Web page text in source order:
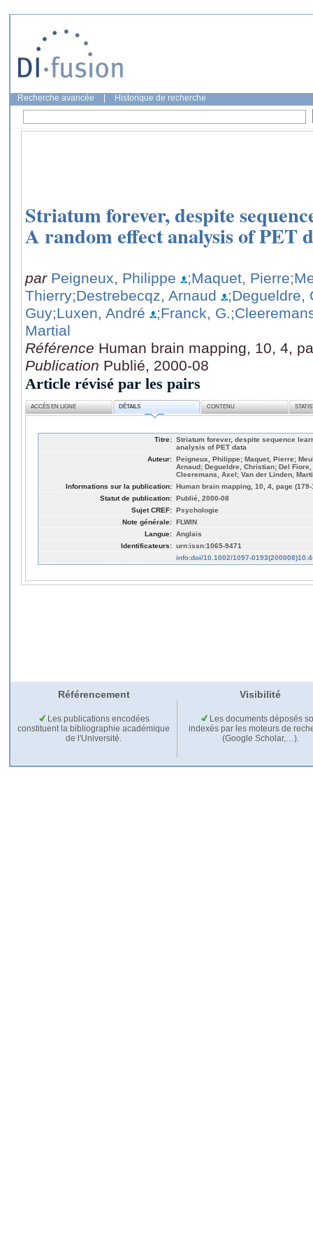
Recherche avancée Historique de recherche
Striatum forever, despite
A random effect analysis of PET
par Peigneux, Philippe ;Maquet, Pierre
Thierry;Destrebecqz, Arnaud
;Degueldre,
Guy;Luxen, André ;Franck, G.
Martial
Référence Human brain mapping, 10, 4,
Publication Publié, 2000-08
Article révisé par les pairs
ACCÈS EN LIGNE DÉTAILS CONTENU
Titre: Striatum forever, despite sequence
analysis of PET data
Auteur: Peigneux, Philippe; Maquet, Pierre;
Arnaud; Degueldre, Christian; Del
Cleeremans, Axel; Van der Linden,
Informations sur la publication: Human brain mapping, 10, 4, page (179-
Statut de publication: Publié, 2000-08
Sujet CREF: Psychologie
Note générale: FLWIN
Langue: Anglais
Identificateurs: urn:issn:1065-9471
info:doi/10.1002/1097-
Référencement Visibilité
Les publications encodées
constituent la bibliographie académique
de l'Université.
Les documents déposés
indexés par les moteurs de
(Google Scholar,…).